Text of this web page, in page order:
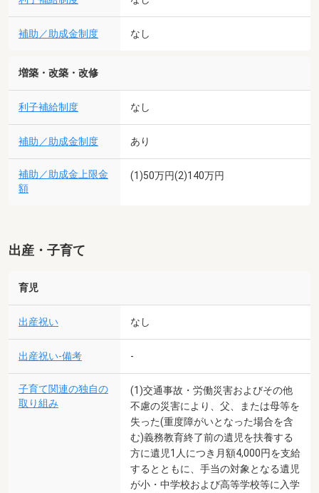
補助／助成金制度 なし
増築・改築・改修
利子補給制度 なし
補助／助成金制度 あり
補助／助成金上限金
額
(1)50万円(2)140万円
出産・子育て
育児
出産祝い なし
出産祝い-備考 -
子育て関連の独自の
取り組み
(1)交通事故・労働災害およびその他
不慮の災害により、父、または母等を
失った(重度障がいとなった場合を含
む)義務教育終了前の遺児を扶養する
方に遺児1人につき月額4,000円を支給
するとともに、手当の対象となる遺児
が小・中学校および高等学校等に入学